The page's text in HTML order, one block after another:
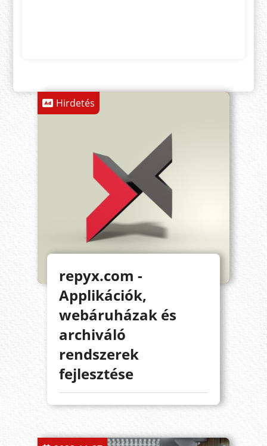
Hirdetés
repyx.com -
Applikációk,
webáruházak és
archiváló
rendszerek
fejlesztése